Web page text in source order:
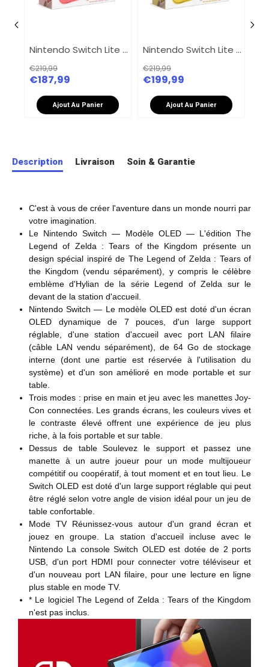
Nintendo Switch Lite - Corail
€187,99
€219,99
Ajout Au Panier
Nintendo Switch Lite - Jaune
€199,99
€219,99
Ajout Au Panier
Description Livraison Soin & Garantie
C'est à vous de créer l'aventure dans un monde nourri par
votre imagination.
Le Nintendo Switch — Modèle OLED — L'édition The
Legend of Zelda : Tears of the Kingdom présente un
design spécial inspiré de The Legend of Zelda : Tears of
the Kingdom (vendu séparément), y compris le célèbre
emblème d'Hylian de la série Legend of Zelda sur le
devant de la station d'accueil.
Nintendo Switch — Le modèle OLED est doté d'un écran
OLED dynamique de 7 pouces, d'un large support
réglable, d'une station d'accueil avec port LAN filaire
(câble LAN vendu séparément), de 64 Go de stockage
interne (dont une partie est réservée à l'utilisation du
système) et d'un son amélioré en mode portable et sur
table.
Trois modes : prise en main et jeu avec les manettes Joy-
Con connectées. Les grands écrans, les couleurs vives et
le contraste élevé offrent une expérience de jeu plus
riche, à la fois portable et sur table.
Dessus de table Soulevez le support et passez une
manette à un autre joueur pour un mode multijoueur
compétitif ou coopératif, à tout moment et en tout lieu. Le
Switch OLED est doté d'un large support réglable qui peut
être réglé selon votre angle de vision idéal pour un jeu de
table confortable.
Mode TV Réunissez-vous autour d'un grand écran et
jouez en groupe. La station d'accueil incluse avec le
Nintendo La console Switch OLED est dotée de 2 ports
USB, d'un port HDMI pour connecter votre téléviseur et
d'un nouveau port LAN filaire, pour une lecture en ligne
plus stable en mode TV.
* Le logiciel The Legend of Zelda : Tears of the Kingdom
n'est pas inclus.